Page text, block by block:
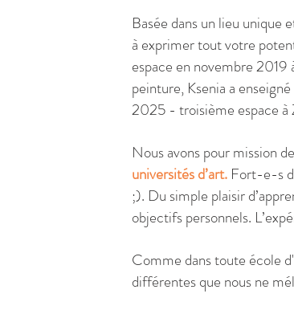
Basée dans un lieu unique
à exprimer tout votre
espace en novembre 2019
peinture, Ksenia a
2025 - troisième espace à
Nous avons pour mission
universités d’art. Fort-e-s
;). Du simple plaisir
objectifs personnels.
Comme dans toute école
différentes que nous ne